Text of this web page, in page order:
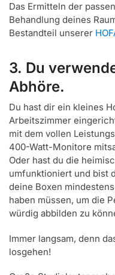
Das Ermitteln der
Behandlung deines
Bestandteil unserer
3. Du
Abhöre.
Du hast dir ein kleines
Arbeitszimmer
mit dem vollen
400-Watt-Monitore
Oder hast du die
umfunktioniert und bist
deine Boxen
haben müssen, um die
würdig abbilden zu
Immer langsam, denn
losgehen!